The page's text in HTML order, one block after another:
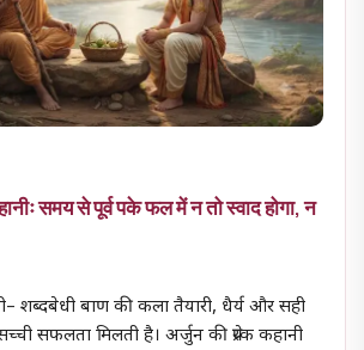
समय से पूर्व पके फल में न तो स्वाद होगा, न
शब्दबेधी बाण की कला तैयारी, धैर्य और सही
सफलता मिलती है। अर्जुन की प्रेरक कहानी